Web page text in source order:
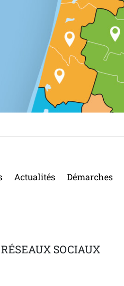
Actualités Démarches
RÉSEAUX SOCIAUX